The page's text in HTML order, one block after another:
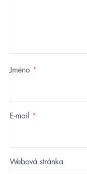
Jméno *
E-mail *
Webová stránka